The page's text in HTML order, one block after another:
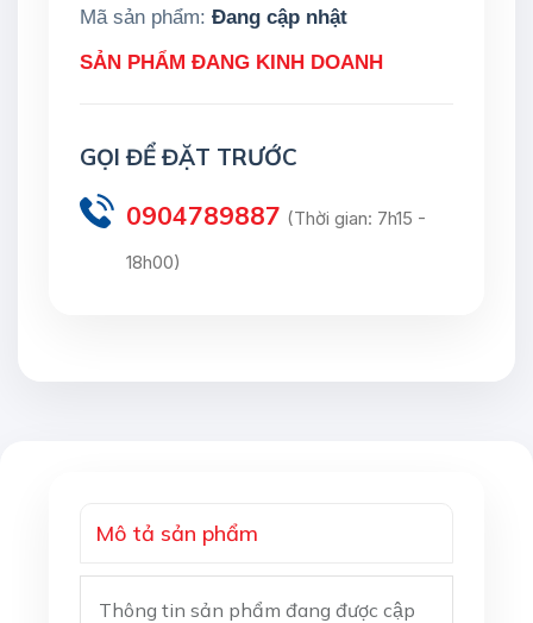
Mã sản phẩm: Đang cập nhật
SẢN PHẨM ĐANG KINH DOANH
GỌI ĐỂ ĐẶT TRƯỚC
0904789887 (Thời gian: 7h15 -
18h00)
Mô tả sản phẩm
Thông tin sản phẩm đang được cập